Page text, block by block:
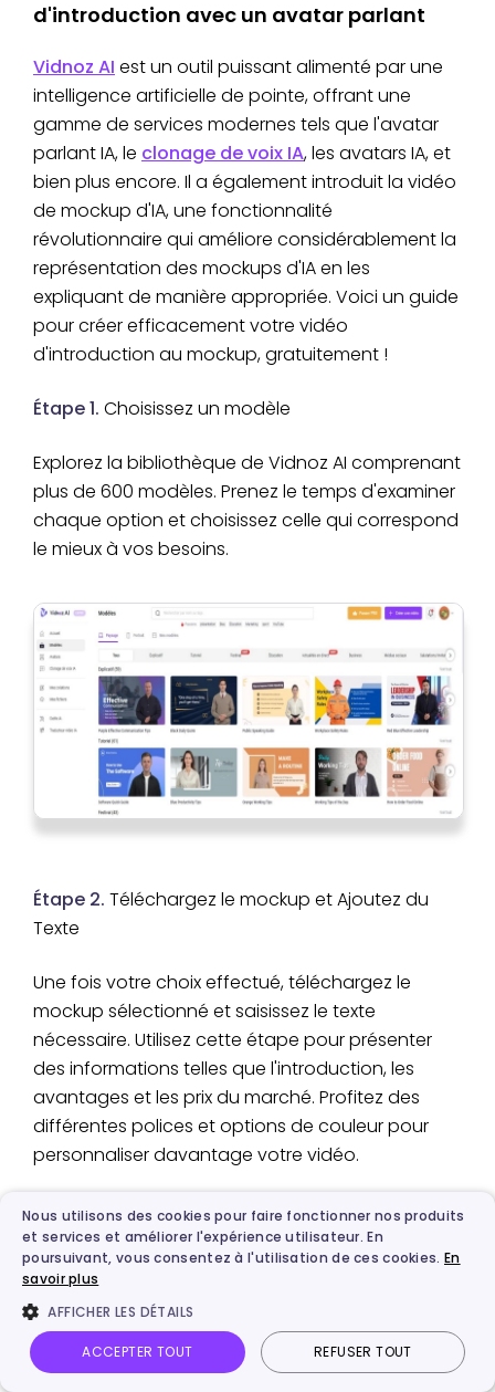
d'introduction avec un avatar parlant
Vidnoz AI est un outil puissant alimenté par une
intelligence artificielle de pointe, offrant une
gamme de services modernes tels que l'avatar
parlant IA, le clonage de voix IA, les avatars IA, et
bien plus encore. Il a également introduit la vidéo
de mockup d'IA, une fonctionnalité
révolutionnaire qui améliore considérablement la
représentation des mockups d'IA en les
expliquant de manière appropriée. Voici un guide
pour créer efficacement votre vidéo
d'introduction au mockup, gratuitement !
Étape 1. Choisissez un modèle
Explorez la bibliothèque de Vidnoz AI comprenant
plus de 600 modèles. Prenez le temps d'examiner
chaque option et choisissez celle qui correspond
le mieux à vos besoins.
Étape 2. Téléchargez le mockup et Ajoutez du
Texte
Une fois votre choix effectué, téléchargez le
mockup sélectionné et saisissez le texte
nécessaire. Utilisez cette étape pour présenter
des informations telles que l'introduction, les
avantages et les prix du marché. Profitez des
différentes polices et options de couleur pour
personnaliser davantage votre vidéo.
Nous utilisons des cookies pour faire fonctionner nos produits
et services et améliorer l'expérience utilisateur. En
poursuivant, vous consentez à l'utilisation de ces cookies. En
savoir plus
AFFICHER LES DÉTAILS
ACCEPTER TOUT REFUSER TOUT